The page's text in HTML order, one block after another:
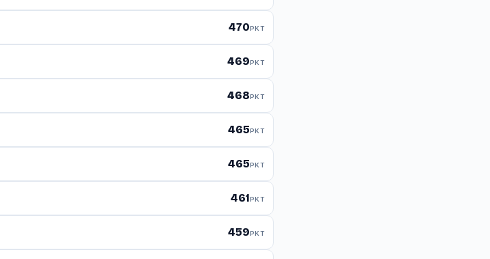
470PKT
469PKT
468PKT
465PKT
465PKT
461PKT
459PKT